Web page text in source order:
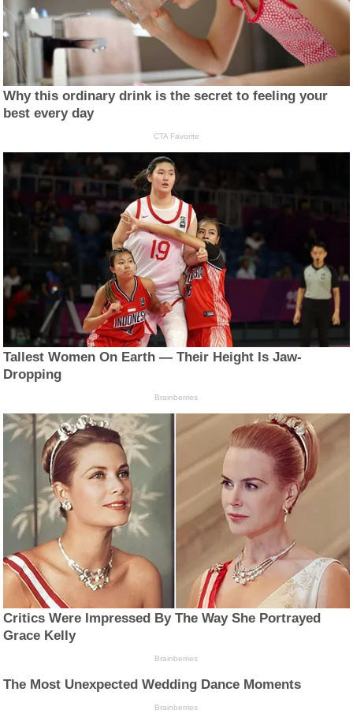
Why this ordinary drink is the secret to feeling your
best every day
CTA Favorite
Tallest Women On Earth — Their Height Is Jaw-
Dropping
Brainberries
Critics Were Impressed By The Way She Portrayed
Grace Kelly
Brainberries
The Most Unexpected Wedding Dance Moments
Brainberries